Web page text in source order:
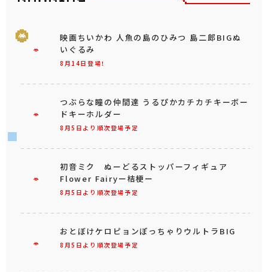
8月14日登場！
映画ちいかわ 人魚の島のひみつ 島二郎BIGぬ
いぐるみ
8月5日より順次登場予定
つぶらな瞳の仲間達 うるぴかカチカチキーボー
ドキーホルダー
8月5日より順次登場予定
初音ミク ぬーどるストッパーフィギュア
Flower Fairyー桔梗ー
8月5日より順次登場予定
おとぼけケロピョンぽっちゃりウルトラBIG